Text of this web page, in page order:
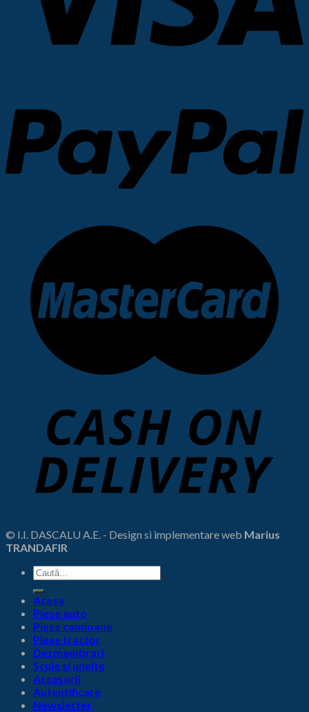
© I.I. DASCALU A.E. - Design si implementare web Marius
TRANDAFIR
Caută
după:
Acasa
Piese auto
Piese camioane
Piese tractor
Dezmembrari
Scule si unelte
Accesorii
Autentificare
Newsletter